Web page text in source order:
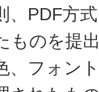
、PDF方
ものを提
、フォン